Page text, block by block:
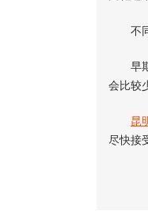
不同
早期
会比较
昆
尽快接